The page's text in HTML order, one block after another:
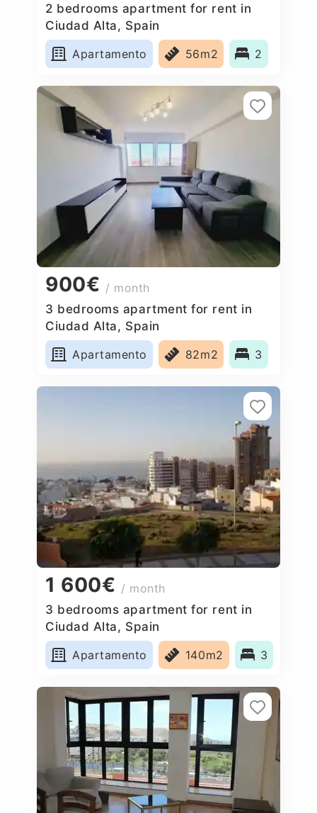
2 bedrooms apartment for rent in
Ciudad Alta, Spain
Apartamento
56m2 2
900€ / month
3 bedrooms apartment for rent in
Ciudad Alta, Spain
Apartamento
82m2 3
1 600€ / month
3 bedrooms apartment for rent in
Ciudad Alta, Spain
Apartamento
140m2 3